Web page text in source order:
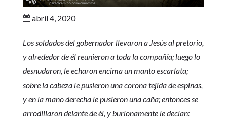
abril 4, 2020
Los soldados del gobernador llevaron a Jesús al pretorio,
y alrededor de él reunieron a toda la compañía; luego lo
desnudaron, le echaron encima un manto escarlata;
sobre la cabeza le pusieron una corona tejida de espinas,
y en la mano derecha le pusieron una caña; entonces se
arrodillaron delante de él, y burlonamente le decían: